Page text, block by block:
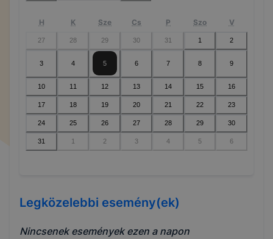
H K Sze Cs P Szo V
27 28 29 30 31 1 2
3 4 5 6 7 8 9
10 11 12 13 14 15 16
17 18 19 20 21 22 23
24 25 26 27 28 29 30
31 1 2 3 4 5 6
Legközelebbi esemény(ek)
Nincsenek események ezen a napon